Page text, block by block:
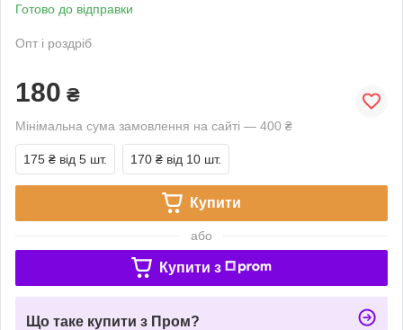
Готово до відправки
Опт і роздріб
180 ₴
Мінімальна сума замовлення на сайті — 400 ₴
175 ₴ від 5 шт. 170 ₴ від 10 шт.
Купити
або
Купити з
Що таке купити з Пром?